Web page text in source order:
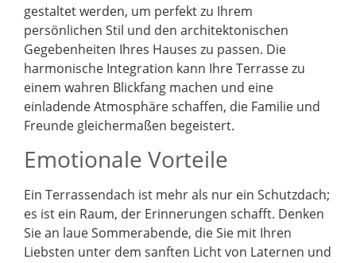
gestaltet werden, um perfekt zu Ihrem
persönlichen Stil und den architektonischen
Gegebenheiten Ihres Hauses zu passen. Die
harmonische Integration kann Ihre Terrasse zu
einem wahren Blickfang machen und eine
einladende Atmosphäre schaffen, die Familie und
Freunde gleichermaßen begeistert.
Emotionale Vorteile
Ein Terrassendach ist mehr als nur ein Schutzdach;
es ist ein Raum, der Erinnerungen schafft. Denken
Sie an laue Sommerabende, die Sie mit Ihren
Liebsten unter dem sanften Licht von Laternen und